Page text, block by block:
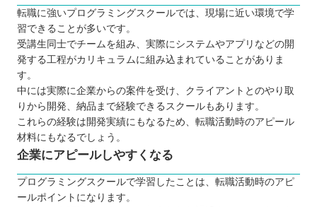
九州 / 沖縄
転職に強いプログラミングスクールでは、現場に近い環境で学
習できることが多いです。
受講生同士でチームを組み、実際にシステムやアプリなどの開
発する工程がカリキュラムに組み込まれていることがありま
す。
中には実際に企業からの案件を受け、クライアントとのやり取
りから開発、納品まで経験できるスクールもあります。
これらの経験は開発実績にもなるため、転職活動時のアピール
材料にもなるでしょう。
企業にアピールしやすくなる
プログラミングスクールで学習したことは、転職活動時のアピ
ールポイントになります。